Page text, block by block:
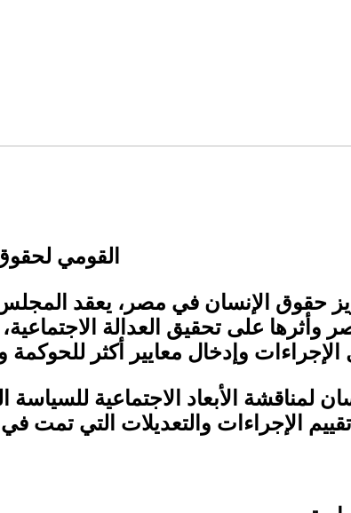
"القومي
على تحقيق العدالة
وإدخال معايير أكثر للحوكمة
الأبعاد الاجتماعية
الإجراءات والتعديلات التي تمت